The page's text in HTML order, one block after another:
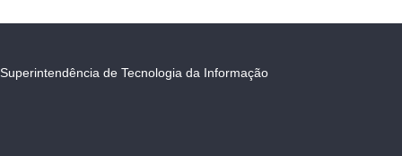
Superintendência de Tecnologia da Informação